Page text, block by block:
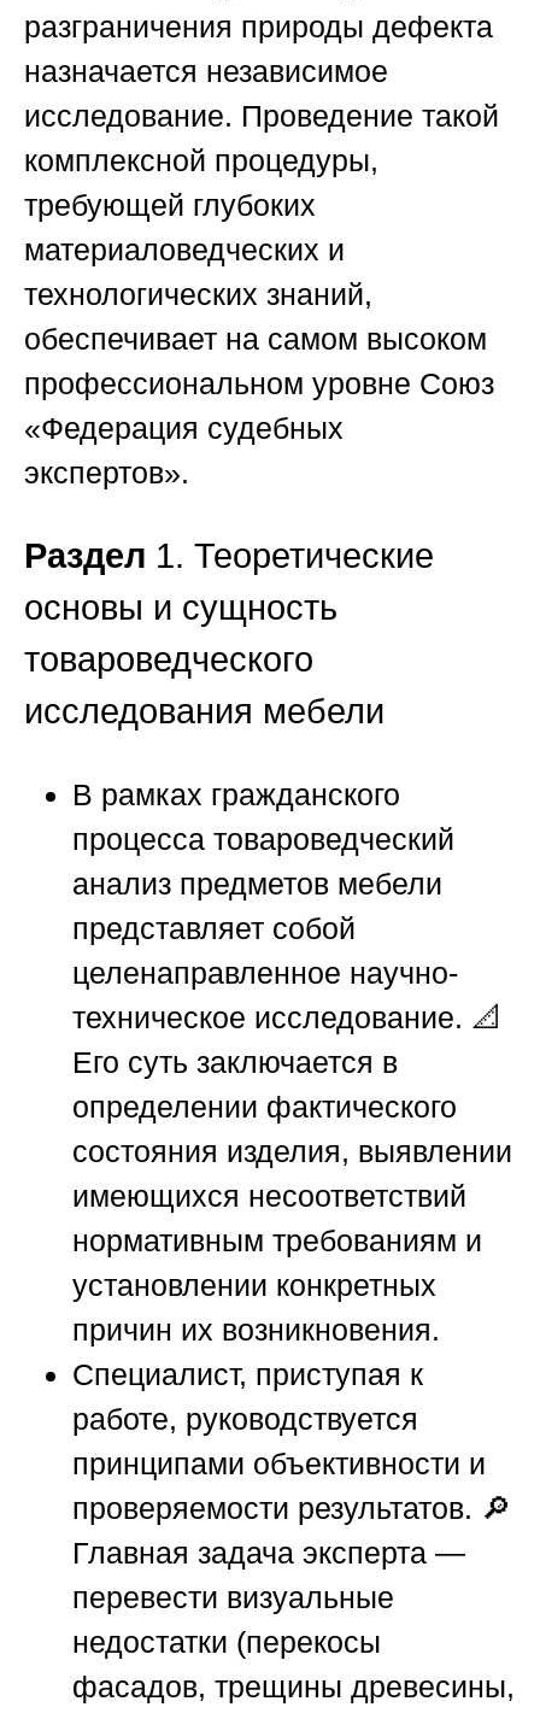
разграничения природы дефекта
назначается независимое
исследование. Проведение такой
комплексной процедуры,
требующей глубоких
материаловедческих и
технологических знаний,
обеспечивает на самом высоком
профессиональном уровне Союз
«Федерация судебных
экспертов».
Раздел 1. Теоретические
основы и сущность
товароведческого
исследования мебели
В рамках гражданского
процесса товароведческий
анализ предметов мебели
представляет собой
целенаправленное научно-
техническое исследование. 📐
Его суть заключается в
определении фактического
состояния изделия, выявлении
имеющихся несоответствий
нормативным требованиям и
установлении конкретных
причин их возникновения.
Специалист, приступая к
работе, руководствуется
принципами объективности и
проверяемости результатов. 🔎
Главная задача эксперта —
перевести визуальные
недостатки (перекосы
фасадов, трещины древесины,